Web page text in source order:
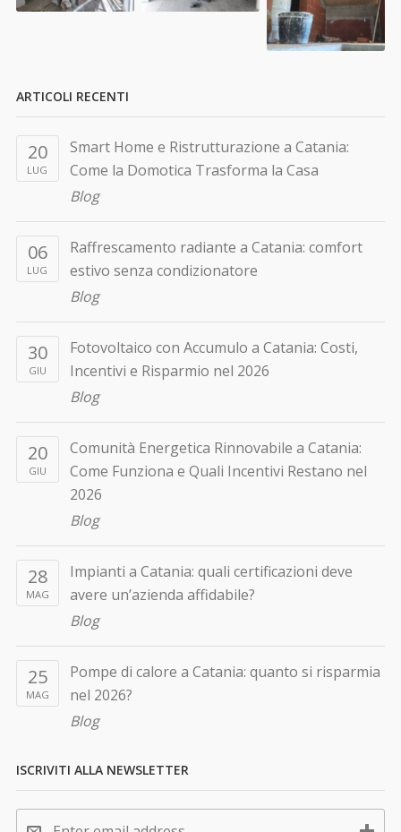
ARTICOLI RECENTI
20
LUG
Smart Home e Ristrutturazione a Catania:
Come la Domotica Trasforma la Casa
Blog
06
LUG
Raffrescamento radiante a Catania: comfort
estivo senza condizionatore
Blog
30
GIU
Fotovoltaico con Accumulo a Catania: Costi,
Incentivi e Risparmio nel 2026
Blog
20
GIU
Comunità Energetica Rinnovabile a Catania:
Come Funziona e Quali Incentivi Restano nel
2026
Blog
28
MAG
Impianti a Catania: quali certificazioni deve
avere un’azienda affidabile?
Blog
25
MAG
Pompe di calore a Catania: quanto si risparmia
nel 2026?
Blog
ISCRIVITI ALLA NEWSLETTER